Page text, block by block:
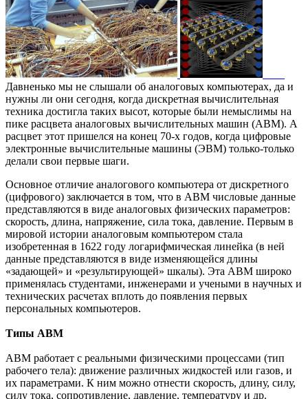
Давненько мы не слышали об аналоговых компьютерах, да и
нужны ли они сегодня, когда дискретная вычислительная
техника достигла таких высот, которые были немыслимы на
пике расцвета аналоговых вычислительных машин (АВМ). А
расцвет этот пришелся на конец 70-х годов, когда цифровые
электронные вычислительные машины (ЭВМ) только-только
делали свои первые шаги.
Основное отличие аналогового компьютера от дискретного
(цифрового) заключается в том, что в АВМ числовые данные
представляются в виде аналоговых физических параметров:
скорость, длина, напряжение, сила тока, давление. Первым в
мировой истории аналоговым компьютером стала
изобретенная в 1622 году логарифмическая линейка (в ней
данные представляются в виде изменяющейся длины
«задающей» и «результирующей» шкалы). Эта АВМ широко
применялась студентами, инженерами и учеными в научных и
технических расчетах вплоть до появления первых
персональных компьютеров.
Типы АВМ
АВМ работает с реальными физическими процессами (тип
рабочего тела): движение различных жидкостей или газов, и
их параметрами. К ним можно отнести скорость, длину, силу,
силу тока, сопротивление, давление, температуру и др.